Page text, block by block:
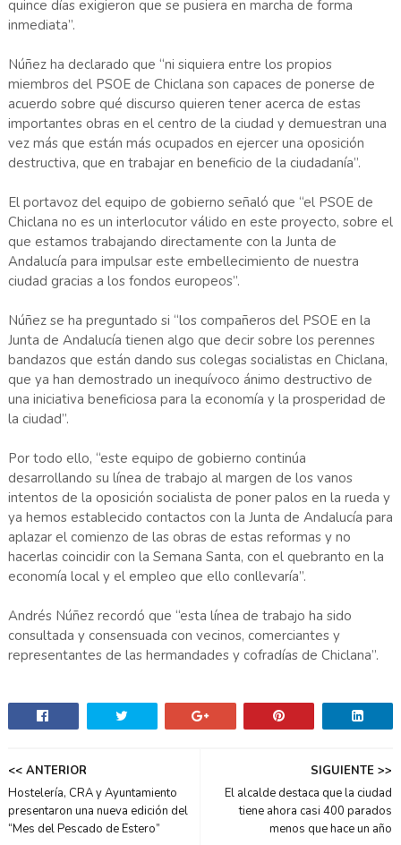
quince días exigieron que se pusiera en marcha de forma
inmediata”.
Núñez ha declarado que “ni siquiera entre los propios
miembros del PSOE de Chiclana son capaces de ponerse de
acuerdo sobre qué discurso quieren tener acerca de estas
importantes obras en el centro de la ciudad y demuestran una
vez más que están más ocupados en ejercer una oposición
destructiva, que en trabajar en beneficio de la ciudadanía”.
El portavoz del equipo de gobierno señaló que “el PSOE de
Chiclana no es un interlocutor válido en este proyecto, sobre el
que estamos trabajando directamente con la Junta de
Andalucía para impulsar este embellecimiento de nuestra
ciudad gracias a los fondos europeos”.
Núñez se ha preguntado si “los compañeros del PSOE en la
Junta de Andalucía tienen algo que decir sobre los perennes
bandazos que están dando sus colegas socialistas en Chiclana,
que ya han demostrado un inequívoco ánimo destructivo de
una iniciativa beneficiosa para la economía y la prosperidad de
la ciudad”.
Por todo ello, “este equipo de gobierno continúa
desarrollando su línea de trabajo al margen de los vanos
intentos de la oposición socialista de poner palos en la rueda y
ya hemos establecido contactos con la Junta de Andalucía para
aplazar el comienzo de las obras de estas reformas y no
hacerlas coincidir con la Semana Santa, con el quebranto en la
economía local y el empleo que ello conllevaría”.
Andrés Núñez recordó que “esta línea de trabajo ha sido
consultada y consensuada con vecinos, comerciantes y
representantes de las hermandades y cofradías de Chiclana”.
SIGUIENTE >>
El alcalde destaca que la ciudad
tiene ahora casi 400 parados
menos que hace un año
<< ANTERIOR
Hostelería, CRA y Ayuntamiento
presentaron una nueva edición del
“Mes del Pescado de Estero”